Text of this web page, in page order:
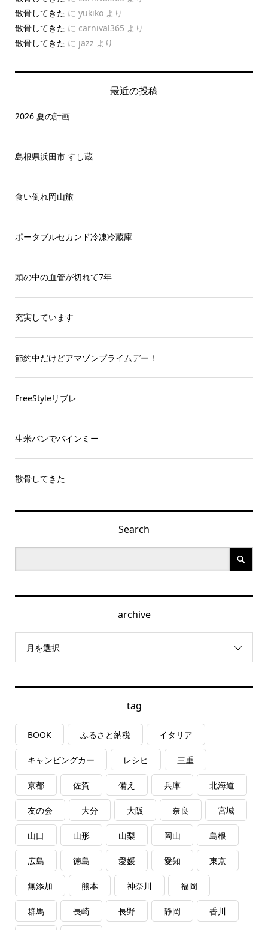
散骨してきた に yukikoより
散骨してきた に carnival365 より
散骨してきた に jazz より
最近の投稿
2026 夏の計画
島根県浜田市 すし蔵
食い倒れ岡山旅
ポータブルセカンド冷凍冷蔵庫
頭の中の血管が切れて7年
充実しています
節約中だけどアマゾンプライムデー！
FreeStyleリブレ
生米パンでバインミー
散骨してきた
Search
archive
月を選択
tag
BOOK ふるさと納税 イタリア
キャンピングカー レシピ 三重
京都 佐賀 備え 兵庫 北海道
友の会 大分 大阪 奈良 宮城
山口 山形 山梨 岡山 島根
広島 徳島 愛媛 愛知 東京
無添加 熊本 神奈川 福岡
群馬 長崎 長野 静岡 香川